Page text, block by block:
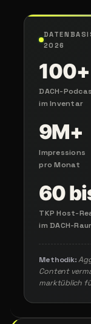
2026
100+
DACH-
im Inventar
9M+
Impressions
pro Monat
60
TKP Host-
im DACH-
Methodik:
Content
marktüblich